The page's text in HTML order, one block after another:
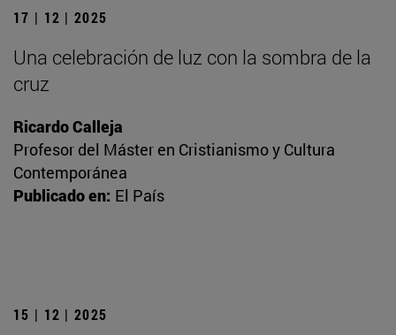
17 | 12 | 2025
Una celebración de luz con la sombra de la
cruz
Ricardo Calleja
Profesor del Máster en Cristianismo y Cultura
Contemporánea
Publicado en: El País
15 | 12 | 2025